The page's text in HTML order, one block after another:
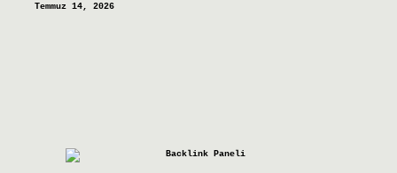
Temmuz 14, 2026